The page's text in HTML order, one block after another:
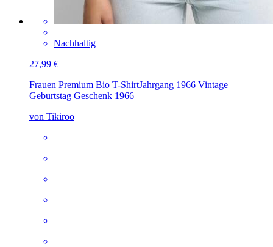
Nachhaltig
27,99 €
Frauen Premium Bio T-ShirtJahrgang 1966 Vintage
Geburtstag Geschenk 1966
von Tikiroo